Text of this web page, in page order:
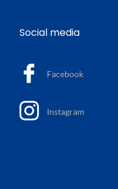
Social media
Facebook
Instagram